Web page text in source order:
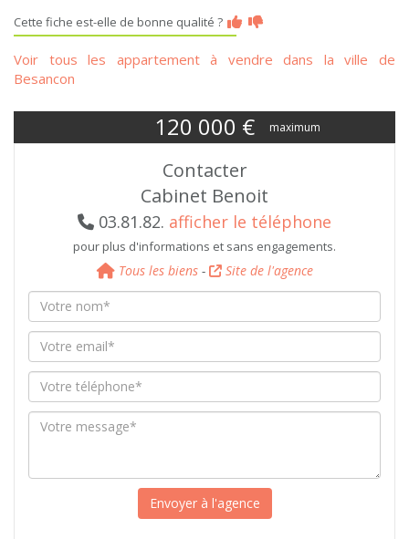
Cette fiche est-elle de bonne qualité ?
Voir tous les appartement à vendre dans la ville de
Besancon
120 000 € maximum
Contacter
Cabinet Benoit
03.81.82. afficher le téléphone
pour plus d'informations et sans engagements.
Tous les biens- Site de l'agence